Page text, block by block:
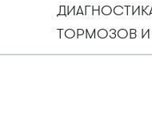
ТОРМОЗОВ И